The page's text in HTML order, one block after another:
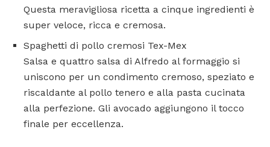
Questa meravigliosa ricetta a cinque ingredienti è
super veloce, ricca e cremosa.
Spaghetti di pollo cremosi Tex-Mex
Salsa e quattro salsa di Alfredo al formaggio si
uniscono per un condimento cremoso, speziato e
riscaldante al pollo tenero e alla pasta cucinata
alla perfezione. Gli avocado aggiungono il tocco
finale per eccellenza.